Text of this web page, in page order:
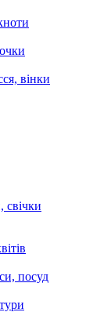
вінки
свічки
посуд